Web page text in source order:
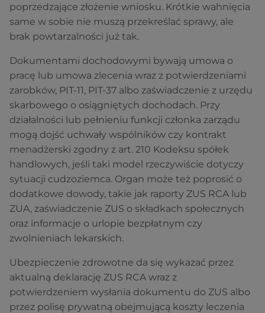
poprzedzające złożenie wniosku. Krótkie wahnięcia
same w sobie nie muszą przekreślać sprawy, ale
brak powtarzalności już tak.
Dokumentami dochodowymi bywają umowa o
pracę lub umowa zlecenia wraz z potwierdzeniami
zarobków, PIT-11, PIT-37 albo zaświadczenie z urzędu
skarbowego o osiągniętych dochodach. Przy
działalności lub pełnieniu funkcji członka zarządu
mogą dojść uchwały wspólników czy kontrakt
menadżerski zgodny z art. 210 Kodeksu spółek
handlowych, jeśli taki model rzeczywiście dotyczy
sytuacji cudzoziemca. Organ może też poprosić o
dodatkowe dowody, takie jak raporty ZUS RCA lub
ZUA, zaświadczenie ZUS o składkach społecznych
oraz informacje o urlopie bezpłatnym czy
zwolnieniach lekarskich.
Ubezpieczenie zdrowotne da się wykazać przez
aktualną deklarację ZUS RCA wraz z
potwierdzeniem wysłania dokumentu do ZUS albo
przez polisę prywatną obejmującą koszty leczenia